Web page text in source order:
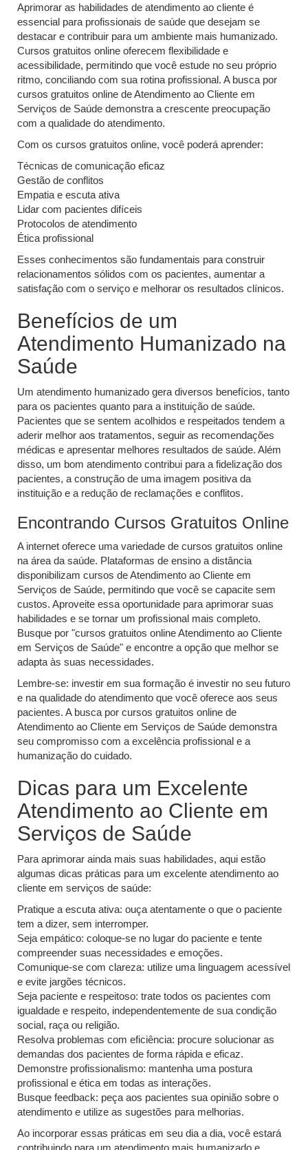
Aprimorar as habilidades de atendimento ao cliente é
essencial para profissionais de saúde que desejam se
destacar e contribuir para um ambiente mais humanizado.
Cursos gratuitos online oferecem flexibilidade e
acessibilidade, permitindo que você estude no seu próprio
ritmo, conciliando com sua rotina profissional. A busca por
cursos gratuitos online de Atendimento ao Cliente em
Serviços de Saúde demonstra a crescente preocupação
com a qualidade do atendimento.
Com os cursos gratuitos online, você poderá aprender:
Técnicas de comunicação eficaz
Gestão de conflitos
Empatia e escuta ativa
Lidar com pacientes difíceis
Protocolos de atendimento
Ética profissional
Esses conhecimentos são fundamentais para construir
relacionamentos sólidos com os pacientes, aumentar a
satisfação com o serviço e melhorar os resultados clínicos.
Benefícios de um
Atendimento Humanizado na
Saúde
Um atendimento humanizado gera diversos benefícios, tanto
para os pacientes quanto para a instituição de saúde.
Pacientes que se sentem acolhidos e respeitados tendem a
aderir melhor aos tratamentos, seguir as recomendações
médicas e apresentar melhores resultados de saúde. Além
disso, um bom atendimento contribui para a fidelização dos
pacientes, a construção de uma imagem positiva da
instituição e a redução de reclamações e conflitos.
Encontrando Cursos Gratuitos Online
A internet oferece uma variedade de cursos gratuitos online
na área da saúde. Plataformas de ensino a distância
disponibilizam cursos de Atendimento ao Cliente em
Serviços de Saúde, permitindo que você se capacite sem
custos. Aproveite essa oportunidade para aprimorar suas
habilidades e se tornar um profissional mais completo.
Busque por "cursos gratuitos online Atendimento ao Cliente
em Serviços de Saúde" e encontre a opção que melhor se
adapta às suas necessidades.
Lembre-se: investir em sua formação é investir no seu futuro
e na qualidade do atendimento que você oferece aos seus
pacientes. A busca por cursos gratuitos online de
Atendimento ao Cliente em Serviços de Saúde demonstra
seu compromisso com a excelência profissional e a
humanização do cuidado.
Dicas para um Excelente
Atendimento ao Cliente em
Serviços de Saúde
Para aprimorar ainda mais suas habilidades, aqui estão
algumas dicas práticas para um excelente atendimento ao
cliente em serviços de saúde:
Pratique a escuta ativa: ouça atentamente o que o paciente
tem a dizer, sem interromper.
Seja empático: coloque-se no lugar do paciente e tente
compreender suas necessidades e emoções.
Comunique-se com clareza: utilize uma linguagem acessível
e evite jargões técnicos.
Seja paciente e respeitoso: trate todos os pacientes com
igualdade e respeito, independentemente de sua condição
social, raça ou religião.
Resolva problemas com eficiência: procure solucionar as
demandas dos pacientes de forma rápida e eficaz.
Demonstre profissionalismo: mantenha uma postura
profissional e ética em todas as interações.
Busque feedback: peça aos pacientes sua opinião sobre o
atendimento e utilize as sugestões para melhorias.
Ao incorporar essas práticas em seu dia a dia, você estará
contribuindo para um atendimento mais humanizado e